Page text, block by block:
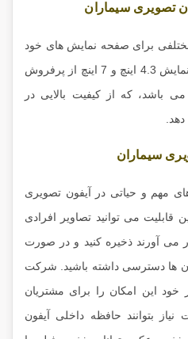
تصویری سیماران
برای صفحه نمایش های خود
دارند. که مانیتور های با صفحه نمایش 4.3 اینچ و 7 اینچ از پرفروش
باشد، که از کیفیت بالایی در
سیماران
مهم و حیاتی در آیفون تصویری
می توانید تصاویر افرادی
می آورند ذخیره کنید و در صورت
آن ها دسترسی داشته باشید. شرکت
خود این امکان را برای مشتریان
بتوانند حافظه داخلی آیفون